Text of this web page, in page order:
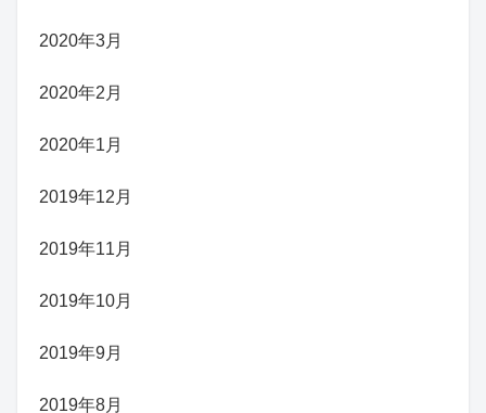
2020年3月
2020年2月
2020年1月
2019年12月
2019年11月
2019年10月
2019年9月
2019年8月